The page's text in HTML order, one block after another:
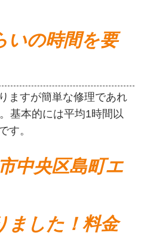
いの時間を要
ますが簡単な修理であれ
基本的には平均1時間以
す。
中央区島町エ
ました！料金